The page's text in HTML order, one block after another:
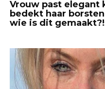
Vrouw past elegant
bedekt haar
wie is dit